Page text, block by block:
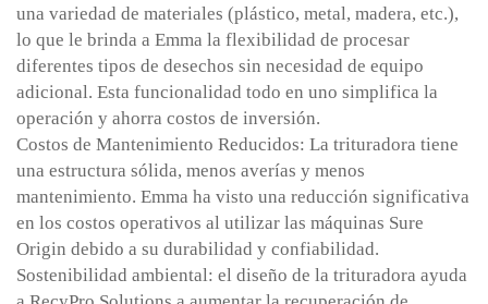
una variedad de materiales (plástico, metal, madera, etc.),
lo que le brinda a Emma la flexibilidad de procesar
diferentes tipos de desechos sin necesidad de equipo
adicional. Esta funcionalidad todo en uno simplifica la
operación y ahorra costos de inversión.
Costos de Mantenimiento Reducidos: La trituradora tiene
una estructura sólida, menos averías y menos
mantenimiento. Emma ha visto una reducción significativa
en los costos operativos al utilizar las máquinas Sure
Origin debido a su durabilidad y confiabilidad.
Sostenibilidad ambiental: el diseño de la trituradora ayuda